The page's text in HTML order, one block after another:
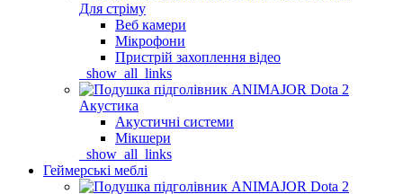
Для стріму
Веб камери
Мікрофони
Пристрій захоплення відео
_show_all_links
Акустика
Акустичні системи
Мікшери
_show_all_links
Геймерські меблі